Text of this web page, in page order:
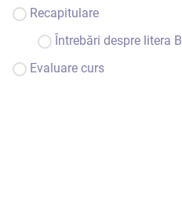
Recapitulare
Întrebări despre litera B
Evaluare curs